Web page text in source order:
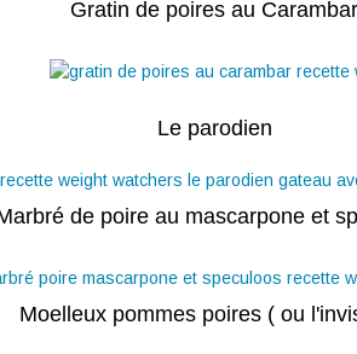
Gratin de poires au Carambar
Le parodien
de poire au mascarpone et
Moelleux pommes poires ( ou